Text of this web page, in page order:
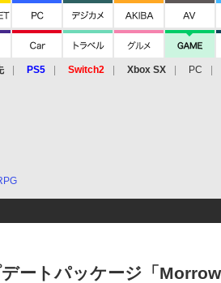
PS5 Switch2 Xbox SX PC
デートパッケージ「